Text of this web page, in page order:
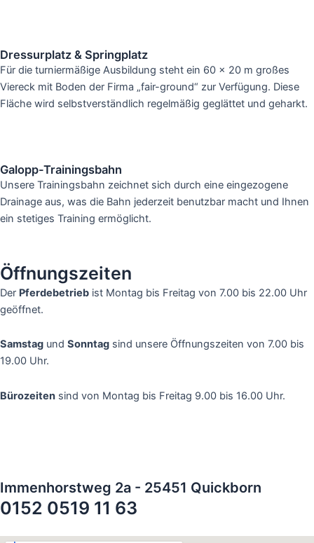
Dressurplatz & Springplatz
Für die turniermäßige Ausbildung steht ein 60 x 20 m großes
Viereck mit Boden der Firma „fair-ground“ zur Verfügung. Diese
Fläche wird selbstverständlich regelmäßig geglättet und geharkt.
Galopp-Trainingsbahn
Unsere Trainingsbahn zeichnet sich durch eine eingezogene
Drainage aus, was die Bahn jederzeit benutzbar macht und Ihnen
ein stetiges Training ermöglicht.
Öffnungszeiten
Der Pferdebetrieb ist Montag bis Freitag von 7.00 bis 22.00 Uhr
geöffnet.
Samstag und Sonntag sind unsere Öffnungszeiten von 7.00 bis
19.00 Uhr.
Bürozeiten sind von Montag bis Freitag 9.00 bis 16.00 Uhr.
Immenhorstweg 2a - 25451 Quickborn
0152 0519 11 63